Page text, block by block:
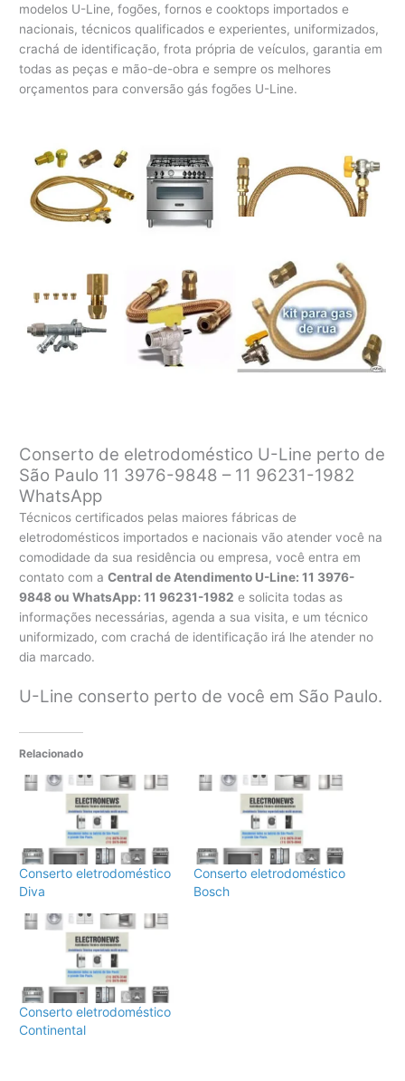
modelos U-Line, fogões, fornos e cooktops importados e
nacionais, técnicos qualificados e experientes, uniformizados,
crachá de identificação, frota própria de veículos, garantia em
todas as peças e mão-de-obra e sempre os melhores
orçamentos para conversão gás fogões U-Line.
Conserto de eletrodoméstico U-Line perto de
São Paulo 11 3976-9848 – 11 96231-1982
WhatsApp
Técnicos certificados pelas maiores fábricas de
eletrodomésticos importados e nacionais vão atender você na
comodidade da sua residência ou empresa, você entra em
contato com aCentral de Atendimento U-Line: 11 3976-
9848 ou WhatsApp: 11 96231-1982 e solicita todas as
informações necessárias, agenda a sua visita, e um técnico
uniformizado, com crachá de identificação irá lhe atender no
dia marcado.
U-Line conserto perto de você em São Paulo.
Relacionado
Conserto eletrodoméstico
Diva
Conserto eletrodoméstico
Bosch
Conserto eletrodoméstico
Continental